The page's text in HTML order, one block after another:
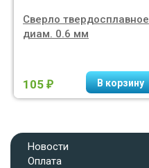
Сверло твердосплавное
диам. 0.6 мм
105 ₽
Новости
Оплата